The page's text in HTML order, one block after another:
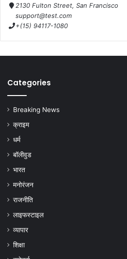
2130 Fulton Street, San Francisco
support@test.com
+(15) 94117-1080
Categories
Breaking News
क्राइम
धर्म
बॉलीवुड
भारत
मनोरंजन
राजनीति
लाइफस्टाइल
व्यापार
शिक्षा